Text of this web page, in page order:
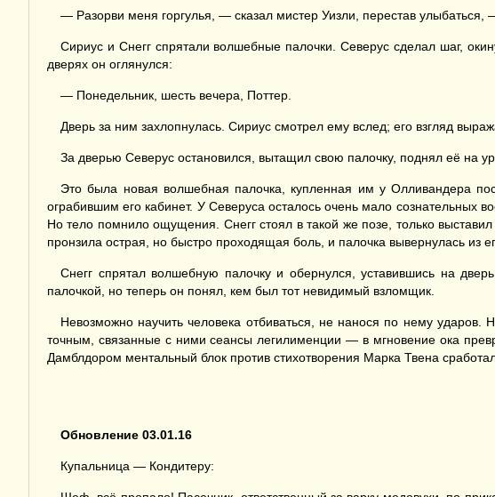
— Разорви меня горгулья, — сказал мистер Уизли, перестав улыбаться,
Сириус и Снегг спрятали волшебные палочки. Северус сделал шаг,
дверях он оглянулся:
— Понедельник, шесть вечера, Поттер.
Дверь за ним захлопнулась. Сириус смотрел ему вслед; его взгляд
За дверью Северус остановился, вытащил свою палочку, поднял её на
Это была новая волшебная палочка, купленная им у Олливандера
ограбившим его кабинет. У Северуса осталось очень мало
Но тело помнило ощущения. Снегг стоял в такой же позе, только
пронзила острая, но быстро проходящая боль, и палочка вывернулась из
Снегг спрятал волшебную палочку и обернулся, уставившись на
палочкой, но теперь он понял, кем был тот невидимый взломщик.
Невозможно научить человека отбиваться, не нанося по нему
точным, связанные с ними сеансы легилименции — в мгновение ока
Дамблдором ментальный блок против стихотворения Марка Твена
Обновление 03.01.16
Купальница — Кондитеру: